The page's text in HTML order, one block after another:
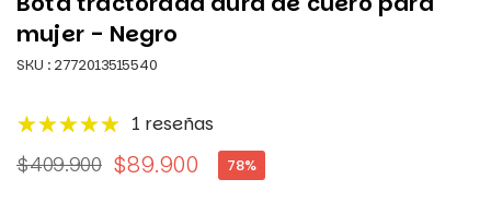
mujer - Negro
SKU : 2772013515540
1 reseñas
Precio
$409.900 $89.900 78%